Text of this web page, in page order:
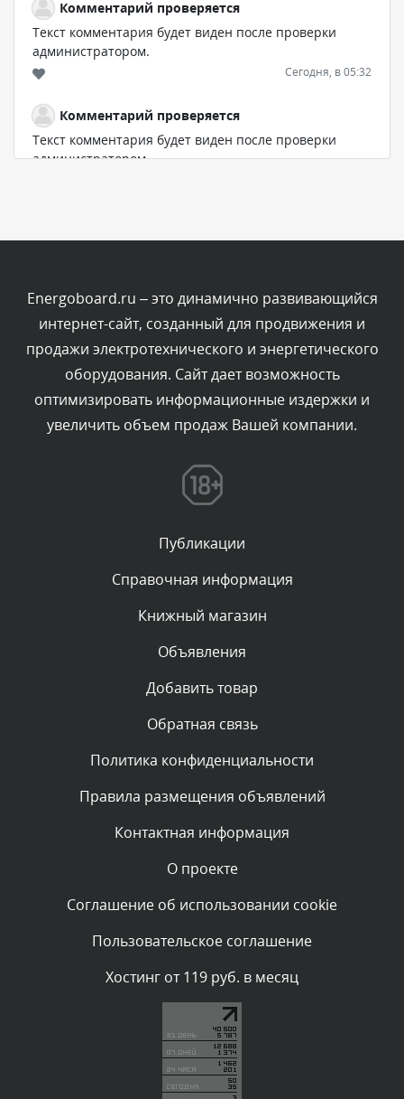
Комментарий проверяется
Текст комментария будет виден после проверки
администратором.
Сегодня, в 05:32
Комментарий проверяется
Текст комментария будет виден после проверки
администратором.
Комментарий проверяется
Текст комментария будет виден после проверки
администратором.
Сегодня, в 04:43
Комментарий проверяется
Текст комментария будет виден после проверки
Комментарий проверяется
Текст комментария будет виден после проверки
администратором.
Комментарий проверяется
Текст комментария будет виден после проверки
администратором.
Комментарий проверяется
администратором.
Комментарий проверяется
администратором.
Комментарий проверяется
Текст комментария будет виден после проверки
Комментарий проверяется
Energoboard.ru – это динамично развивающийся
интернет-сайт, созданный для продвижения и
продажи электротехнического и энергетического
оборудования. Сайт дает возможность
оптимизировать информационные издержки и
увеличить объем продаж Вашей компании.
Публикации
Справочная информация
Книжный магазин
Объявления
Добавить товар
Обратная связь
Политика конфиденциальности
Правила размещения объявлений
Контактная информация
О проекте
Соглашение об использовании cookie
Пользовательское соглашение
Хостинг от 119 руб. в месяц